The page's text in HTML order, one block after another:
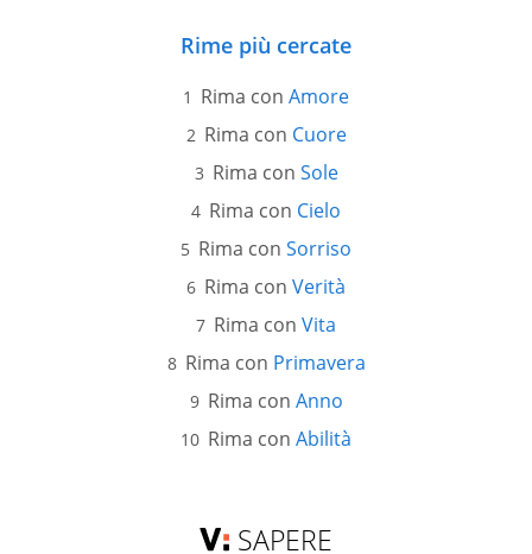
Rime più cercate
Rima con Amore
Rima con Cuore
Rima con Sole
Rima con Cielo
Rima con Sorriso
Rima con Verità
Rima con Vita
Rima con Primavera
Rima con Anno
Rima con Abilità
SAPERE